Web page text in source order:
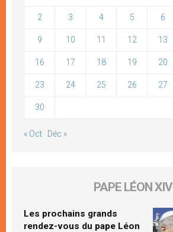
2 3 4 5 6
9 10 11 12 13
16 17 18 19 20
23 24 25 26 27
30
« Oct Déc »
PAPE LÉON XIV
Les prochains grands
rendez-vous du pape Léon